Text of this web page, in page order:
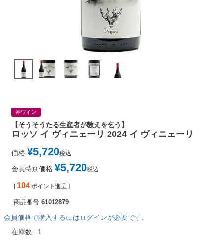
赤ワイン
【そうそうたる生産者が教えを乞う】
ロッソ イ ヴィニェーリ 2024 イ ヴィニェーリ
価格 ¥5,720税込
会員特別価格 ¥5,720税込
[ 104 ポイント進呈 ]
商品番号 61012879
会員価格で購入するにはログインが必要です。
在庫数
1